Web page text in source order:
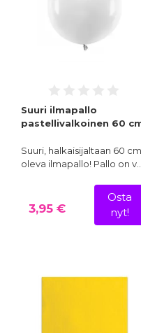
Suuri ilmapallo
pastellivalkoinen 60
Suuri, halkaisijaltaan 60 cm
oleva ilmapallo! Pallo on
3,95 €
Osta
nyt!